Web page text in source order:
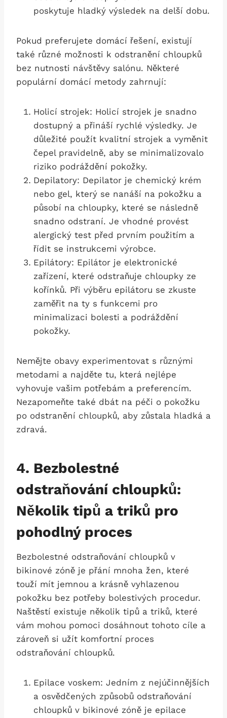
poskytuje hladký výsledek na delší dobu.
Pokud preferujete domácí⁣ řešení, existují
také různé možnosti k odstranění chloupků
bez nutnosti návštěvy salónu. Některé
populární domácí metody zahrnují:
Holicí strojek: Holicí strojek je snadno
dostupný a přináší rychlé výsledky. Je
důležité použít kvalitní strojek a vyměnit‍
čepel pravidelně, aby se minimalizovalo
riziko​ podráždění pokožky.
Depilatory: Depilator je​ chemický krém
nebo gel, který se nanáší na ​pokožku a
⁤působí na chloupky, které se následně
snadno odstraní. Je ‍vhodné provést
alergický test před prvním použitím a
řídit se instrukcemi výrobce.
Epilátory: ⁢Epilátor je⁢ elektronické
zařízení, které odstraňuje chloupky ze
kořínků. Při ⁤výběru epilátoru‌ se⁤ zkuste
zaměřit na ty s funkcemi pro
minimalizaci bolesti a podráždění
pokožky.
Nemějte obavy⁤ experimentovat s ‍různými
metodami a najděte tu, ⁤která ‍nejlépe
vyhovuje vašim potřebám a preferencím.
⁤Nezapomeňte také dbát na péči o pokožku
po odstranění chloupků, aby zůstala hladká a
zdravá.
4. Bezbolestné
odstraňování chloupků:
Několik tipů a triků pro
pohodlný proces
Bezbolestné‍ odstraňování chloupků v
bikinové zóně je přání mnoha žen, které
touží mít jemnou‌ a krásně vyhlazenou
pokožku bez ⁢potřeby bolestivých procedur.
Naštěstí existuje několik tipů ⁢a ‌triků, které
vám mohou pomoci dosáhnout tohoto cíle a
zároveň si užít komfortní proces
odstraňování chloupků.
Epilace voskem: Jedním z nejúčinnějších
a osvědčených způsobů odstraňování
chloupků v bikinové zóně ‌je epilace